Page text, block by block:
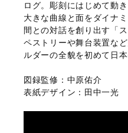
ログ。彫刻にはじめて動
大きな曲線と面をダイナ
間との対話を創り出す「
ペストリーや舞台装置な
ルダーの全貌を初めて日
図録監修：中原佑介
表紙デザイン：田中一光